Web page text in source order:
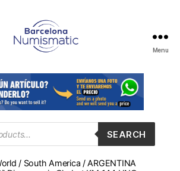
en
Barcelona
para
comprar
y
monedas,
Menu
SEARCH
/ South America / ARGENTINA